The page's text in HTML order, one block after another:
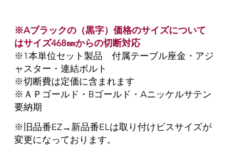
※Aブラックの（黒字）価格のサイズについて
はサイズ468㎜からの切断対応
​※1本単位セット製品 付属テーブル座金・アジ
ャスター・連結ボルト
​※切断費は定価に含まれます
※ＡＰゴールド・Bゴールド・Aニッケルサテン
要納期
​※旧品番EZ→新品番ELは取り付けビスサイズが
変更になっております。